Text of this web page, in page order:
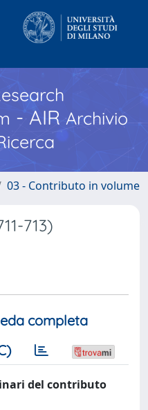
- AIR Archivio
03 - Contributo in volume
713)
completa
del contributo